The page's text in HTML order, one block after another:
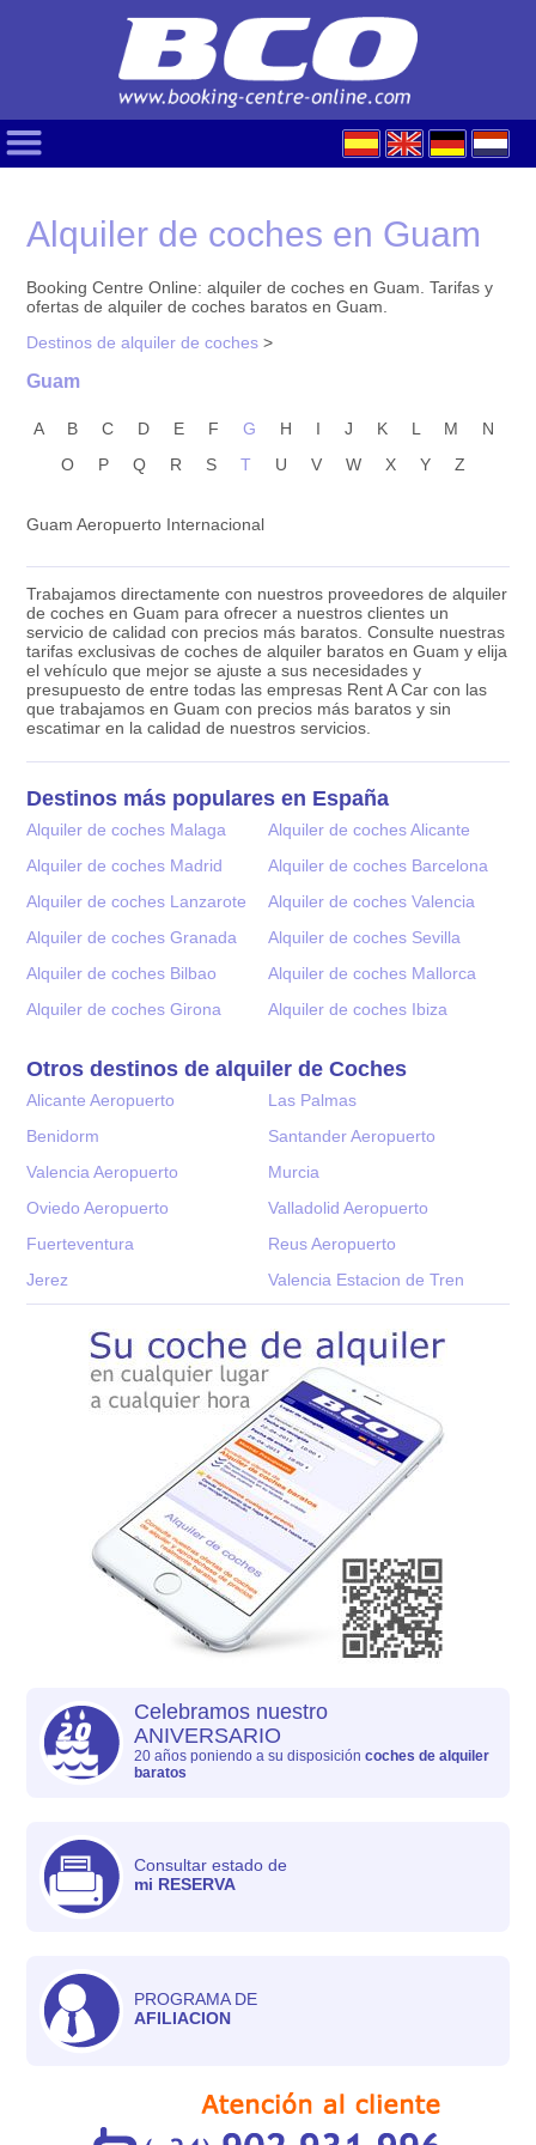
Alquiler de coches en Guam
Booking Centre Online: alquiler de coches en Guam. Tarifas y
ofertas de alquiler de coches baratos en Guam.
Destinos de alquiler de coches >
Guam
A B C D E F G H I J K L M
N
O
P Q R S T U V W X Y Z
Guam Aeropuerto Internacional
Trabajamos directamente con nuestros proveedores de alquiler
de coches en Guam para ofrecer a nuestros clientes un
servicio de calidad con precios más baratos. Consulte nuestras
tarifas exclusivas de coches de alquiler baratos en Guam y elija
el vehículo que mejor se ajuste a sus necesidades y
presupuesto de entre todas las empresas Rent A Car con las
que trabajamos en Guam con precios más baratos y sin
escatimar en la calidad de nuestros servicios.
Destinos más populares en España
Alquiler de coches Malaga
Alquiler de coches Alicante
Alquiler de coches Madrid
Alquiler de coches Barcelona
Alquiler de coches Lanzarote
Alquiler de coches Valencia
Alquiler de coches Granada
Alquiler de coches Sevilla
Alquiler de coches Bilbao
Alquiler de coches Mallorca
Alquiler de coches Girona
Alquiler de coches Ibiza
Otros destinos de alquiler de Coches
Alicante Aeropuerto
Las Palmas
Benidorm
Santander Aeropuerto
Valencia Aeropuerto
Murcia
Oviedo Aeropuerto
Valladolid Aeropuerto
Fuerteventura
Reus Aeropuerto
Jerez
Valencia Estacion de Tren
Celebramos nuestro
ANIVERSARIO
20 años poniendo a su disposicióncoches de alquiler
baratos
Consultar estado de
mi RESERVA
PROGRAMA DE
AFILIACION